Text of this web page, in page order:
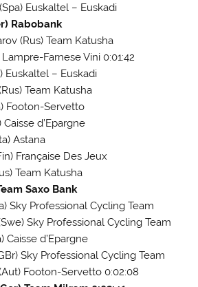
Euskaltel – Euskadi
Rabobank
(Rus) Team Katusha
Farnese Vini 0:01:42
Euskaltel – Euskadi
Team Katusha
Footon-Servetto
d’Epargne
Astana
Française Des Jeux
Team Katusha
Saxo Bank
Sky Professional Cycling Team
Sky Professional Cycling Team
Caisse d’Epargne
Sky Professional Cycling Team
Footon-Servetto 0:02:08